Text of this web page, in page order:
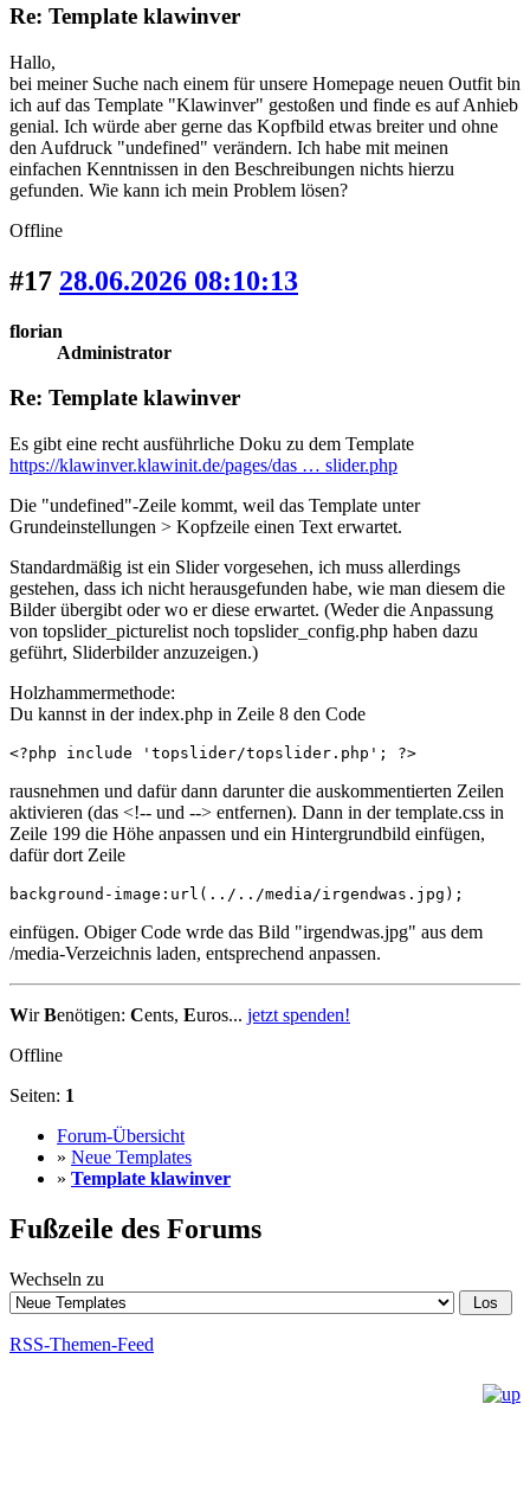
Re: Template klawinver
Hallo,
bei meiner Suche nach einem für unsere Homepage neuen Outfit bin
ich auf das Template "Klawinver" gestoßen und finde es auf Anhieb
genial. Ich würde aber gerne das Kopfbild etwas breiter und ohne
den Aufdruck "undefined" verändern. Ich habe mit meinen
einfachen Kenntnissen in den Beschreibungen nichts hierzu
gefunden. Wie kann ich mein Problem lösen?
Offline
#17 28.06.2026 08:10:13
florian
Administrator
Re: Template klawinver
Es gibt eine recht ausführliche Doku zu dem Template
https://klawinver.klawinit.de/pages/das … slider.php
Die "undefined"-Zeile kommt, weil das Template unter
Grundeinstellungen > Kopfzeile einen Text erwartet.
Standardmäßig ist ein Slider vorgesehen, ich muss allerdings
gestehen, dass ich nicht herausgefunden habe, wie man diesem die
Bilder übergibt oder wo er diese erwartet. (Weder die Anpassung
von topslider_picturelist noch topslider_config.php haben dazu
geführt, Sliderbilder anzuzeigen.)
Holzhammermethode:
Du kannst in der index.php in Zeile 8 den Code
<?php include 'topslider/topslider.php'; ?>
rausnehmen und dafür dann darunter die auskommentierten Zeilen
aktivieren (das <!-- und --> entfernen). Dann in der template.css in
Zeile 199 die Höhe anpassen und ein Hintergrundbild einfügen,
dafür dort Zeile
background-image:url(../../media/irgendwas.jpg);
einfügen. Obiger Code wrde das Bild "irgendwas.jpg" aus dem
/media-Verzeichnis laden, entsprechend anpassen.
WirBenötigen: Cents, Euros... jetzt spenden!
Offline
Seiten: 1
Forum-Übersicht
» Neue Templates
» Template klawinver
Fußzeile des Forums
Wechseln zu
RSS-Themen-Feed